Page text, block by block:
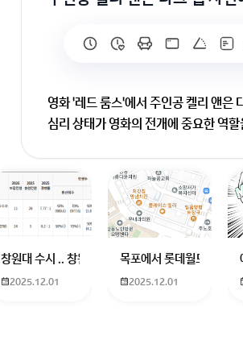
영화 '레드 룸스'에서 주인공 켈리 앤은
심리 상태가 영화의 전개에 중요한 역
심리 상태가 점점 불안해지면서 복잡해
회원가입 혹은 광고 [X]를 누르면 내용이 보
창원대 수시 .. 창원대를 목표로 하고 있는 09년생입
2025.12.01
목포에서 롯데월드 가는
2025.12.01